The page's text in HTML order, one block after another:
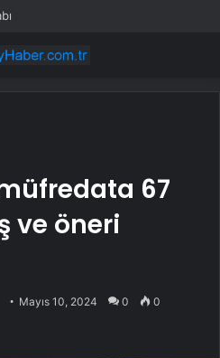
67
ve öneri
Mayıs 10, 2024 0 0